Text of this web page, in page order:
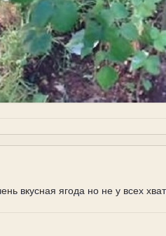
вкусная ягода но не у всех